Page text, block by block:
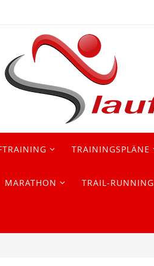
TRAININGSPLÄNE
MARATHON TRAIL-RUNNING